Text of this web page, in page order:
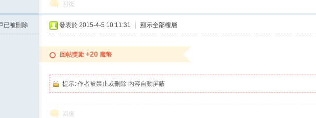
回復
已被刪除 發表於 2015-4-5 10:11:31 顯示全部樓層
回帖獎勵 +20 魔幣
提示: 作者被禁止或刪除 內容自動屏蔽
回復